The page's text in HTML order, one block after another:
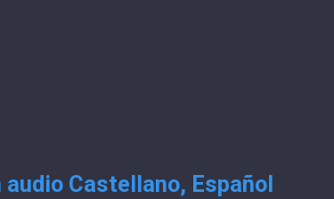
Castellano, Español